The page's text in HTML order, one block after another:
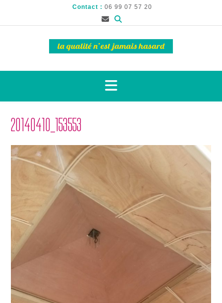
Contact : 06 99 07 57 20
20140410_153553